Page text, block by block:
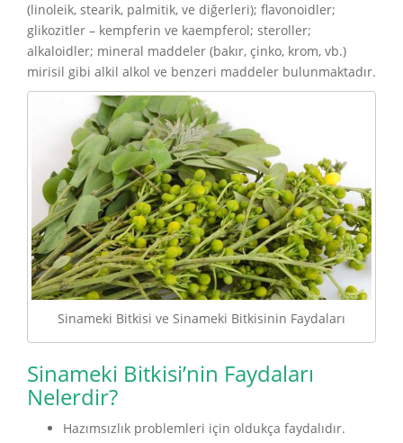
(linoleik, stearik, palmitik, ve diğerleri); flavonoidler;
glikozitler – kempferin ve kaempferol; steroller;
alkaloidler; mineral maddeler (bakır, çinko, krom, vb.)
mirisil gibi alkil alkol ve benzeri maddeler bulunmaktadır.
Sinameki Bitkisi ve Sinameki Bitkisinin Faydaları
Sinameki Bitkisi’nin Faydaları
Nelerdir?
Hazımsızlık problemleri için oldukça faydalıdır.